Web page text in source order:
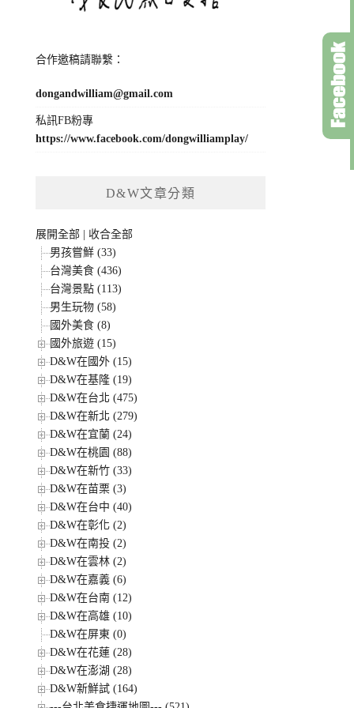
合作邀稿請聯繫：
dongandwilliam@gmail.com
私訊FB粉專
https://www.facebook.com/dongwilliamplay/
D&W文章分類
展開全部
收合全部
男孩嘗鮮 (33)
台灣美食 (436)
台灣景點 (113)
男生玩物 (58)
國外美食 (8)
國外旅遊 (15)
D&W在國外 (15)
D&W在基隆 (19)
D&W在台北 (475)
D&W在新北 (279)
D&W在宜蘭 (24)
D&W在桃園 (88)
D&W在新竹 (33)
D&W在苗栗 (3)
D&W在台中 (40)
D&W在彰化 (2)
D&W在南投 (2)
D&W在雲林 (2)
D&W在嘉義 (6)
D&W在台南 (12)
D&W在高雄 (10)
D&W在屏東 (0)
D&W在花蓮 (28)
D&W在澎湖 (28)
D&W新鮮試 (164)